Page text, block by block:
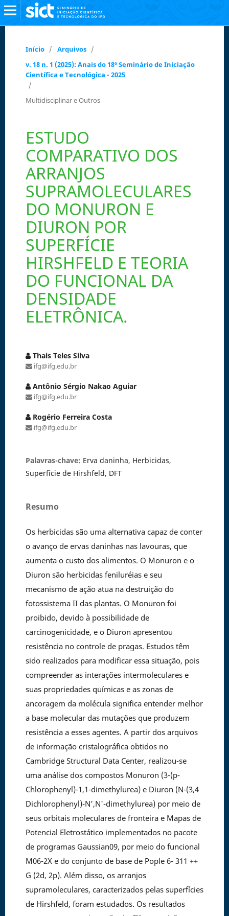
Início / Arquivos /
v. 18 n. 1 (2025): Anais do 18º Seminário de Iniciação
Científica e Tecnológica - 2025
/
Multidisciplinar e Outros
ESTUDO
COMPARATIVO DOS
ARRANJOS
SUPRAMOLECULARES
DO MONURON E
DIURON POR
SUPERFÍCIE
HIRSHFELD E TEORIA
DO FUNCIONAL DA
DENSIDADE
ELETRÔNICA.
Thais Teles Silva
ifg@ifg.edu.br
Antônio Sérgio Nakao Aguiar
ifg@ifg.edu.br
Rogério Ferreira Costa
ifg@ifg.edu.br
Palavras-chave: Erva daninha, Herbicidas,
Superficie de Hirshfeld, DFT
Resumo
Os herbicidas são uma alternativa capaz de conter
o avanço de ervas daninhas nas lavouras, que
aumenta o custo dos alimentos. O Monuron e o
Diuron são herbicidas feniluréias e seu
mecanismo de ação atua na destruição do
fotossistema II das plantas. O Monuron foi
proibido, devido à possibilidade de
carcinogenicidade, e o Diuron apresentou
resistência no controle de pragas. Estudos têm
sido realizados para modificar essa situação, pois
compreender as interações intermoleculares e
suas propriedades químicas e as zonas de
ancoragem da molécula significa entender melhor
a base molecular das mutações que produzem
resistência a esses agentes. A partir dos arquivos
de informação cristalográfica obtidos no
Cambridge Structural Data Center, realizou-se
uma análise dos compostos Monuron (3-(p-
Chlorophenyl)-1,1-dimethylurea) e Diuron (N-(3,4
Dichlorophenyl)-N',N'-dimethylurea) por meio de
seus orbitais moleculares de fronteira e Mapas de
Potencial Eletrostático implementados no pacote
de programas Gaussian09, por meio do funcional
M06-2X e do conjunto de base de Pople 6- 311 ++
G (2d, 2p). Além disso, os arranjos
supramoleculares, caracterizados pelas superfícies
de Hirshfeld, foram estudados. Os resultados